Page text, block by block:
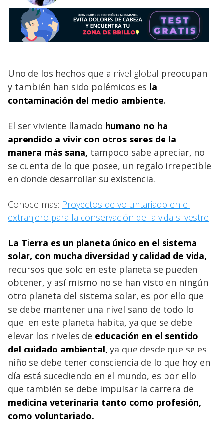
Uno de los hechos que a nivel global preocupan
y también han sido polémicos es la
contaminación del medio ambiente.
El ser viviente llamado humano no ha
aprendido a vivir con otros seres de la
manera más sana, tampoco sabe apreciar, no
se cuenta de lo que posee, un regalo irrepetible
en donde desarrollar su existencia.
Conoce mas: Proyectos de voluntariado en el
extranjero para la conservación de la vida silvestre
La Tierra es un planeta único en el sistema
solar, con mucha diversidad y calidad de vida,
recursos que solo en este planeta se pueden
obtener, y así mismo no se han visto en ningún
otro planeta del sistema solar, es por ello que
se debe mantener una nivel sano de todo lo
que en este planeta habita, ya que se debe
elevar los niveles de educación en el sentido
del cuidado ambiental, ya que desde que se es
niño se debe tener consciencia de lo que hoy en
día está sucediendo en el mundo, es por ello
que también se debe impulsar la carrera de
medicina veterinaria tanto como profesión,
como voluntariado.